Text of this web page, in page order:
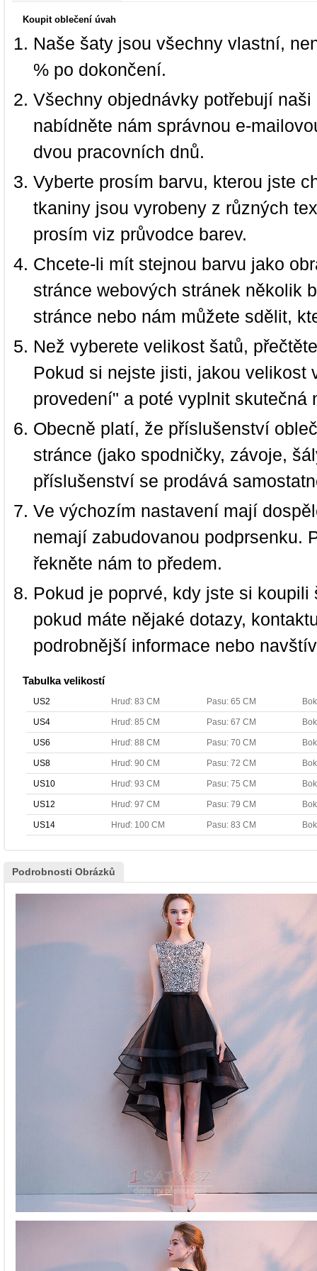
Koupit oblečení úvah
Naše šaty jsou všechny vlastní,
% po dokončení.
Všechny objednávky potřebují
nabídněte nám správnou e-
dvou pracovních dnů.
Vyberte prosím barvu, kterou jste
tkaniny jsou vyrobeny z různých
prosím viz průvodce barev.
Chcete-li mít stejnou barvu jako
stránce webových stránek několik
stránce nebo nám můžete sdělit,
Než vyberete velikost šatů,
Pokud si nejste jisti, jakou velikost
provedení" a poté vyplnit
Obecně platí, že příslušenství
stránce (jako spodničky, závoje,
příslušenství se prodává
Ve výchozím nastavení mají
nemají zabudovanou podprsenku.
řekněte nám to předem.
Pokud je poprvé, kdy jste si
pokud máte nějaké dotazy,
podrobnější informace nebo
Tabulka velikostí
US2 Hruď: 83 CM Pasu: 65 CM
US4 Hruď: 85 CM Pasu: 67 CM
US6 Hruď: 88 CM Pasu: 70 CM
US8 Hruď: 90 CM Pasu: 72 CM
US10 Hruď: 93 CM Pasu: 75 CM
US12 Hruď: 97 CM Pasu: 79 CM
US14 Hruď: 100 CM Pasu: 83 CM
Podrobnosti Obrázků